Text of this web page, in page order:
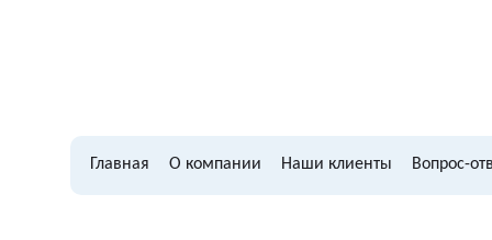
Главная О компании Наши клиенты Bопрос-